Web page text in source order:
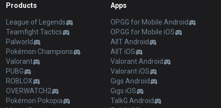
Products
League of Legends
Teamfight Tactics
Palworld
Pokémon Champions
Valorant
PUBG
ROBLOX
OVERWATCH2
Pokémon Pokopia
Apps
OP.GG for Mobile Android
OP.GG for Mobile iOS
AllT Android
AllT iOS
Valorant Android
Valorant iOS
Gigs Android
Gigs iOS
TalkG Android